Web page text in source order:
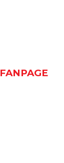
FANPAGE